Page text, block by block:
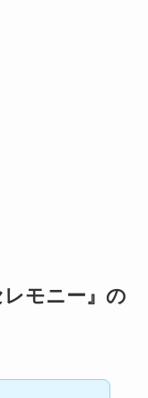
レモニー』の